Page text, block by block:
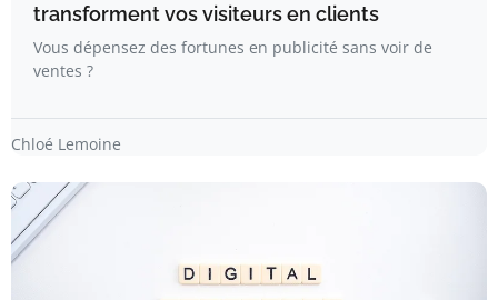
transforment vos visiteurs en clients
Vous dépensez des fortunes en publicité sans voir de
ventes ?
Chloé Lemoine